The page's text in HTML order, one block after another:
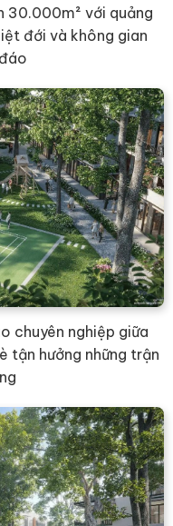
30.000m² với quảng
đới và không gian
chuyên nghiệp giữa
tận hưởng những trận